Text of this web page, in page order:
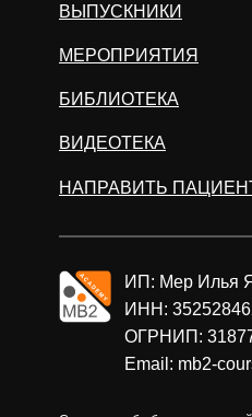
МЕРОПРИЯТИЯ
ВИДЕОТЕКА
БИБЛИОТЕКА
НАПРАВИТЬ
ИП: Мер Илья
ИНН:
ОГРНИП:
Email: mb2-
ВЫПУСКНИКИ